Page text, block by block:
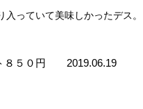
っていて美味しかったデス。
８５０円 2019.06.19